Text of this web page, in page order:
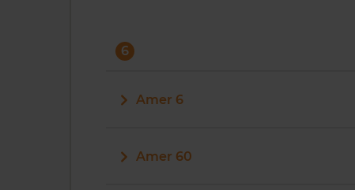
6
Amer 6
Amer 60